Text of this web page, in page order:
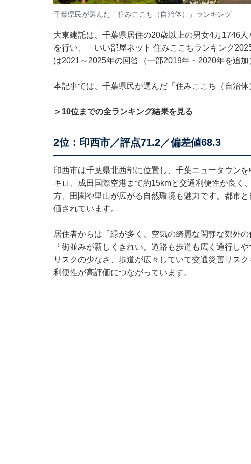
千葉県民が選んだ「住みここち（自治体）」ランキング
大東建託は、千葉県居住の20歳以上の男女4万1746
を行い、「いい部屋ネット 住みここちランキング
は2021～2025年の回答（一部2019年・2020年を追加
本記事では、千葉県民が選んだ「住みここち（自治体
＞10位までの全ランキング結果を見る
2位：印西市／評点71.2／偏差値68.3
印西市は千葉県北西部に位置し、千葉ニュータウン
キロ、成田国際空港まで約15kmと交通利便性が良く
方、田園や里山が広がる自然環境も魅力です。都市
価されています。
居住者からは「緑が多く、空気の綺麗な閑静な郊外
「街並みが新しくきれい。道路も歩道も広く通行し
リスクの少なさ、歩道が広々していて交通災害リス
利便性が高評価につながっています。